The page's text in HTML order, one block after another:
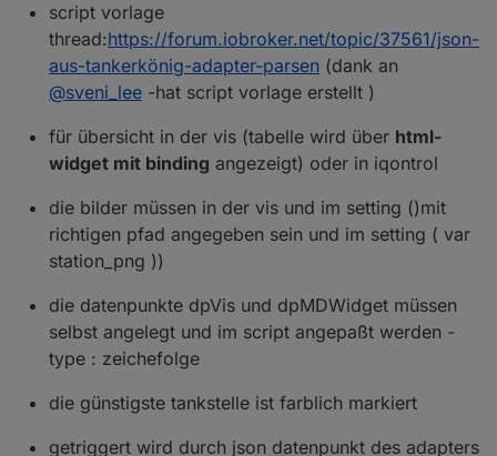
script vorlage
thread:https://forum.iobroker.net/topic/37561/json-
aus-tankerkönig-adapter-parsen (dank an
@sveni_lee -hat script vorlage erstellt )
für übersicht in der vis (tabelle wird über html-
widget mit binding angezeigt) oder in iqontrol
die bilder müssen in der vis und im setting ()mit
richtigen pfad angegeben sein und im setting ( var
station_png ))
die datenpunkte dpVis und dpMDWidget müssen
selbst angelegt und im script angepaßt werden -
type : zeichefolge
die günstigste tankstelle ist farblich markiert
getriggert wird durch json datenpunkt des adapters